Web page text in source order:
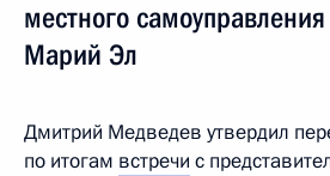
местного
Марий Эл
Дмитрий Медведев утвердил
по итогам встречи с